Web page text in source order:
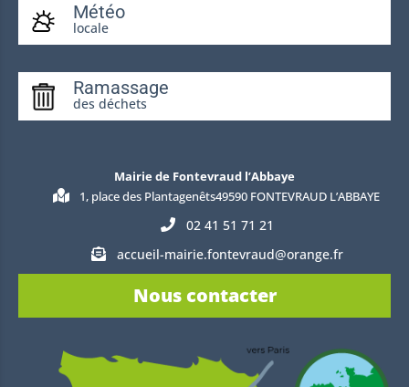
Météo
locale
Ramassage
des déchets
Mairie de Fontevraud l’Abbaye
1, place des Plantagenêts49590 FONTEVRAUD L’ABBAYE
02 41 51 71 21
accueil-mairie.fontevraud@orange.fr
Nous contacter